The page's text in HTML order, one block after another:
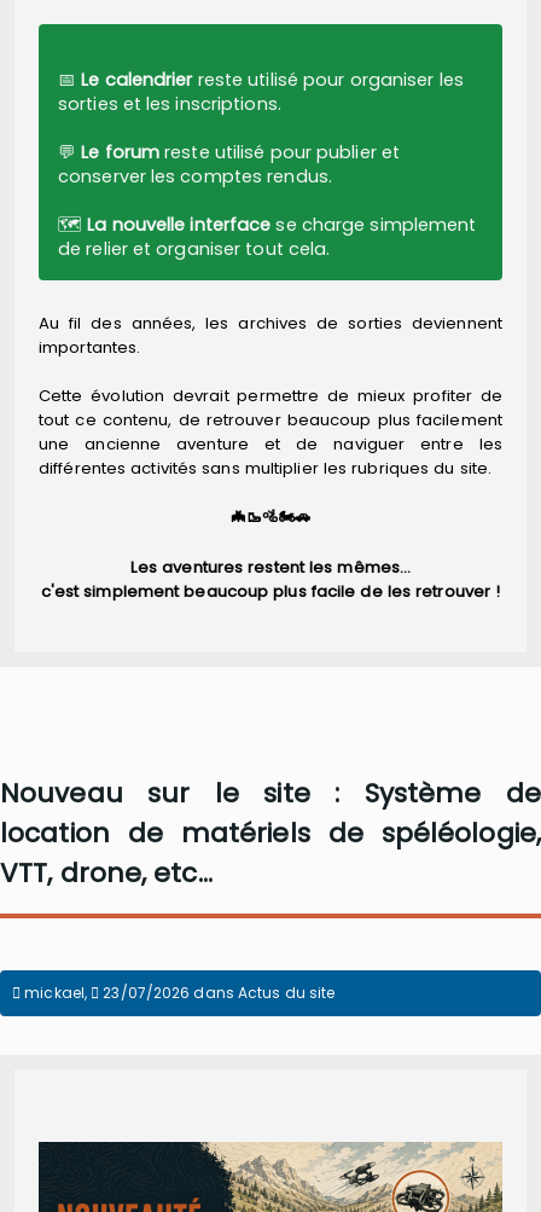
📅Le calendrierreste utilisé pour organiser les
sorties et les inscriptions.
💬Le forum reste utilisé pour publier et
conserver les comptes rendus.
🗺️La nouvelle interface se charge simplement
de relier et organiser tout cela.
Au fil des années, les archives de sorties deviennent
importantes.
Cette évolution devrait permettre de mieux profiter de
tout ce contenu, de retrouver beaucoup plus facilement
une ancienne aventure et de naviguer entre les
différentes activités sans multiplier les rubriques du site.
🦇🥾🚵🏍️🚗
Les aventures restent les mêmes…
c'est simplement beaucoup plus facile de les retrouver !
Nouveau sur le site : Système de
location de matériels de spéléologie,
VTT, drone, etc...
mickael, 23/07/2026 dans Actus du site